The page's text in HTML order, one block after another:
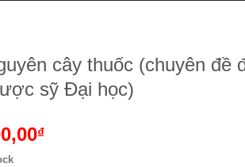
cây thuốc (chuyên đề
sỹ Đại học)
₫